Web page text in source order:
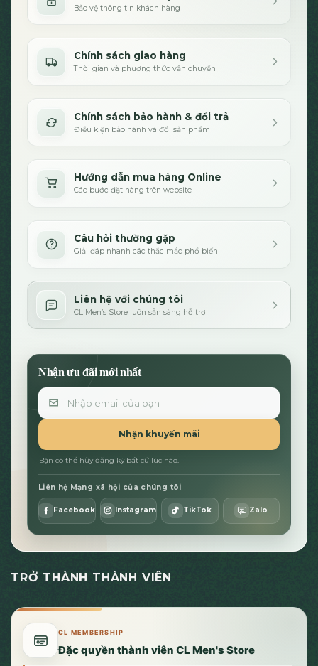
Bảo vệ thông tin khách hàng
Chính sách giao hàng
Thời gian và phương thức vận chuyển
Chính sách bảo hành & đổi trả
Điều kiện bảo hành và đổi sản phẩm
Hướng dẫn mua hàng Online
Các bước đặt hàng trên website
Câu hỏi thường gặp
Giải đáp nhanh các thắc mắc phổ biến
Liên hệ với chúng tôi
CL Men’s Store luôn sẵn sàng hỗ trợ
Nhận ưu đãi mới nhất
Email
Nhận khuyến mãi
Bạn có thể hủy đăng ký bất cứ lúc nào.
Liên hệ Mạng xã hội của chúng tôi
Facebook Instagram TikTok Zalo
TRỞ THÀNH THÀNH VIÊN
CL MEMBERSHIP
Đặc quyền thành viên CL Men's Store